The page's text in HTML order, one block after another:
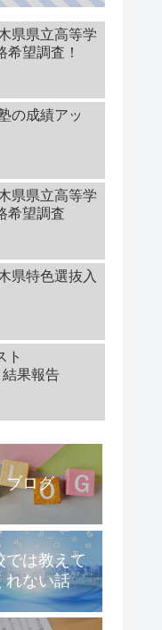
県県立高等学
希望調査！
の成績アッ
県県立高等学
希望調査
県特色選抜入
ト
結果報告
ブログ
では教えて
れない話